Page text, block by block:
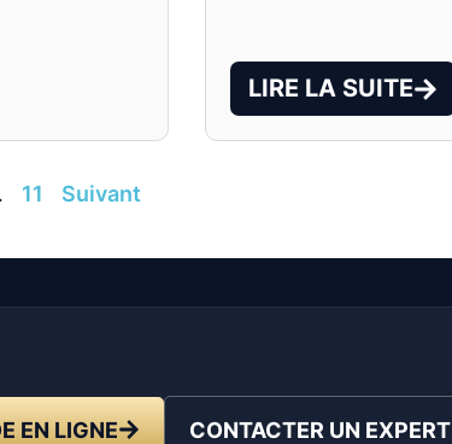
LIRE LA SUITE
11 Suivant
EN LIGNE CONTACTER UN EXPERT